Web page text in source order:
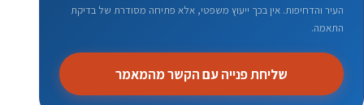
העיר והדחיפות. אין בכך ייעוץ משפטי, אלא פתיחה מסודרת של בדיקת
התאמה.
שליחת פנייה עם הקשר מהמאמר